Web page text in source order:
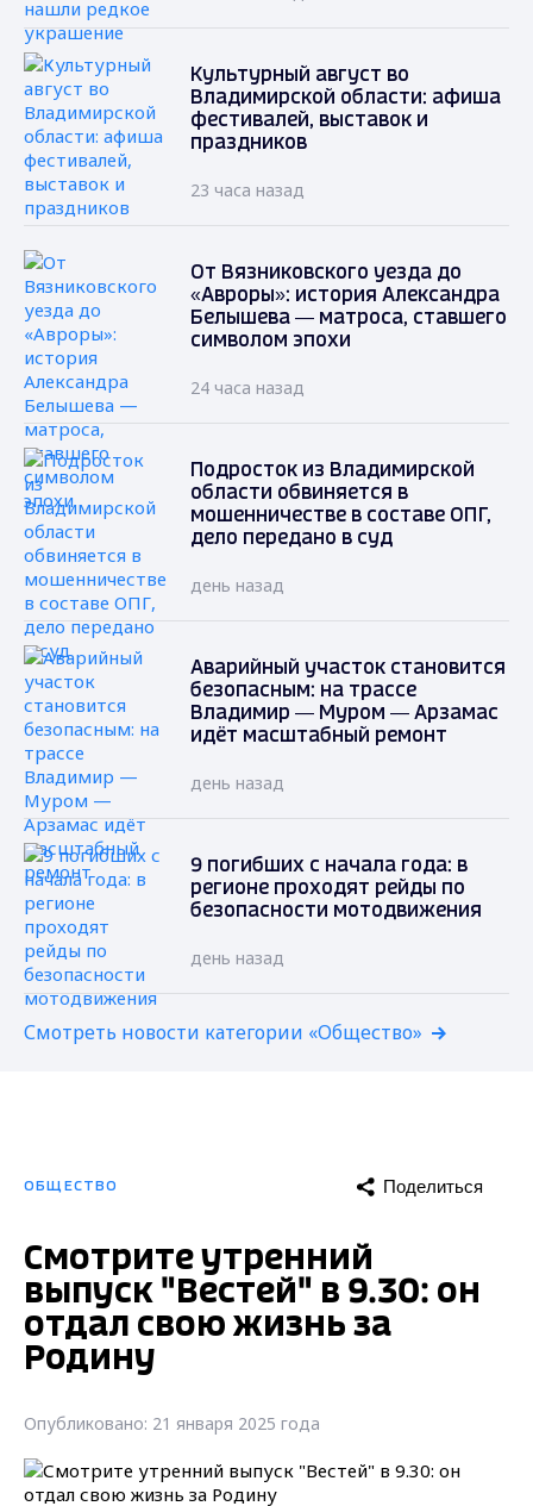
Культурный август во
Владимирской области: афиша
фестивалей, выставок и
праздников
23 часа назад
От Вязниковского уезда до
«Авроры»: история Александра
Белышева — матроса, ставшего
символом эпохи
24 часа назад
Подросток из Владимирской
области обвиняется в
мошенничестве в составе ОПГ,
дело передано в суд
день назад
Аварийный участок становится
безопасным: на трассе
Владимир — Муром — Арзамас
идёт масштабный ремонт
день назад
9 погибших с начала года: в
регионе проходят рейды по
безопасности мотодвижения
день назад
Смотреть новости категории «Общество»
ОБЩЕСТВО Поделиться
Смотрите утренний
выпуск "Вестей" в 9.30: он
отдал свою жизнь за
Родину
Опубликовано: 21 января 2025 года